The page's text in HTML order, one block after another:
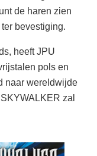
de haren zien
bevestiging.
heeft JPU
pols en
naar wereldwijde
zal